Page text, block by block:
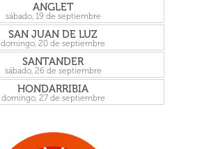
ANGLET
sábado, 19 de septiembre
SAN JUAN DE LUZ
domingo, 20 de septiembre
SANTANDER
sábado, 26 de septiembre
HONDARRIBIA
domingo, 27 de septiembre